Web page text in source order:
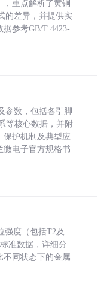
，重点解析了黄铜
的差异，并提供实
参考GB/T 4423-
参数，包括各引脚
等核心数据，并附
保护机制及典型应
微电子官方规格书
强度（包括T2及
准数据，详细分
不同状态下的金属